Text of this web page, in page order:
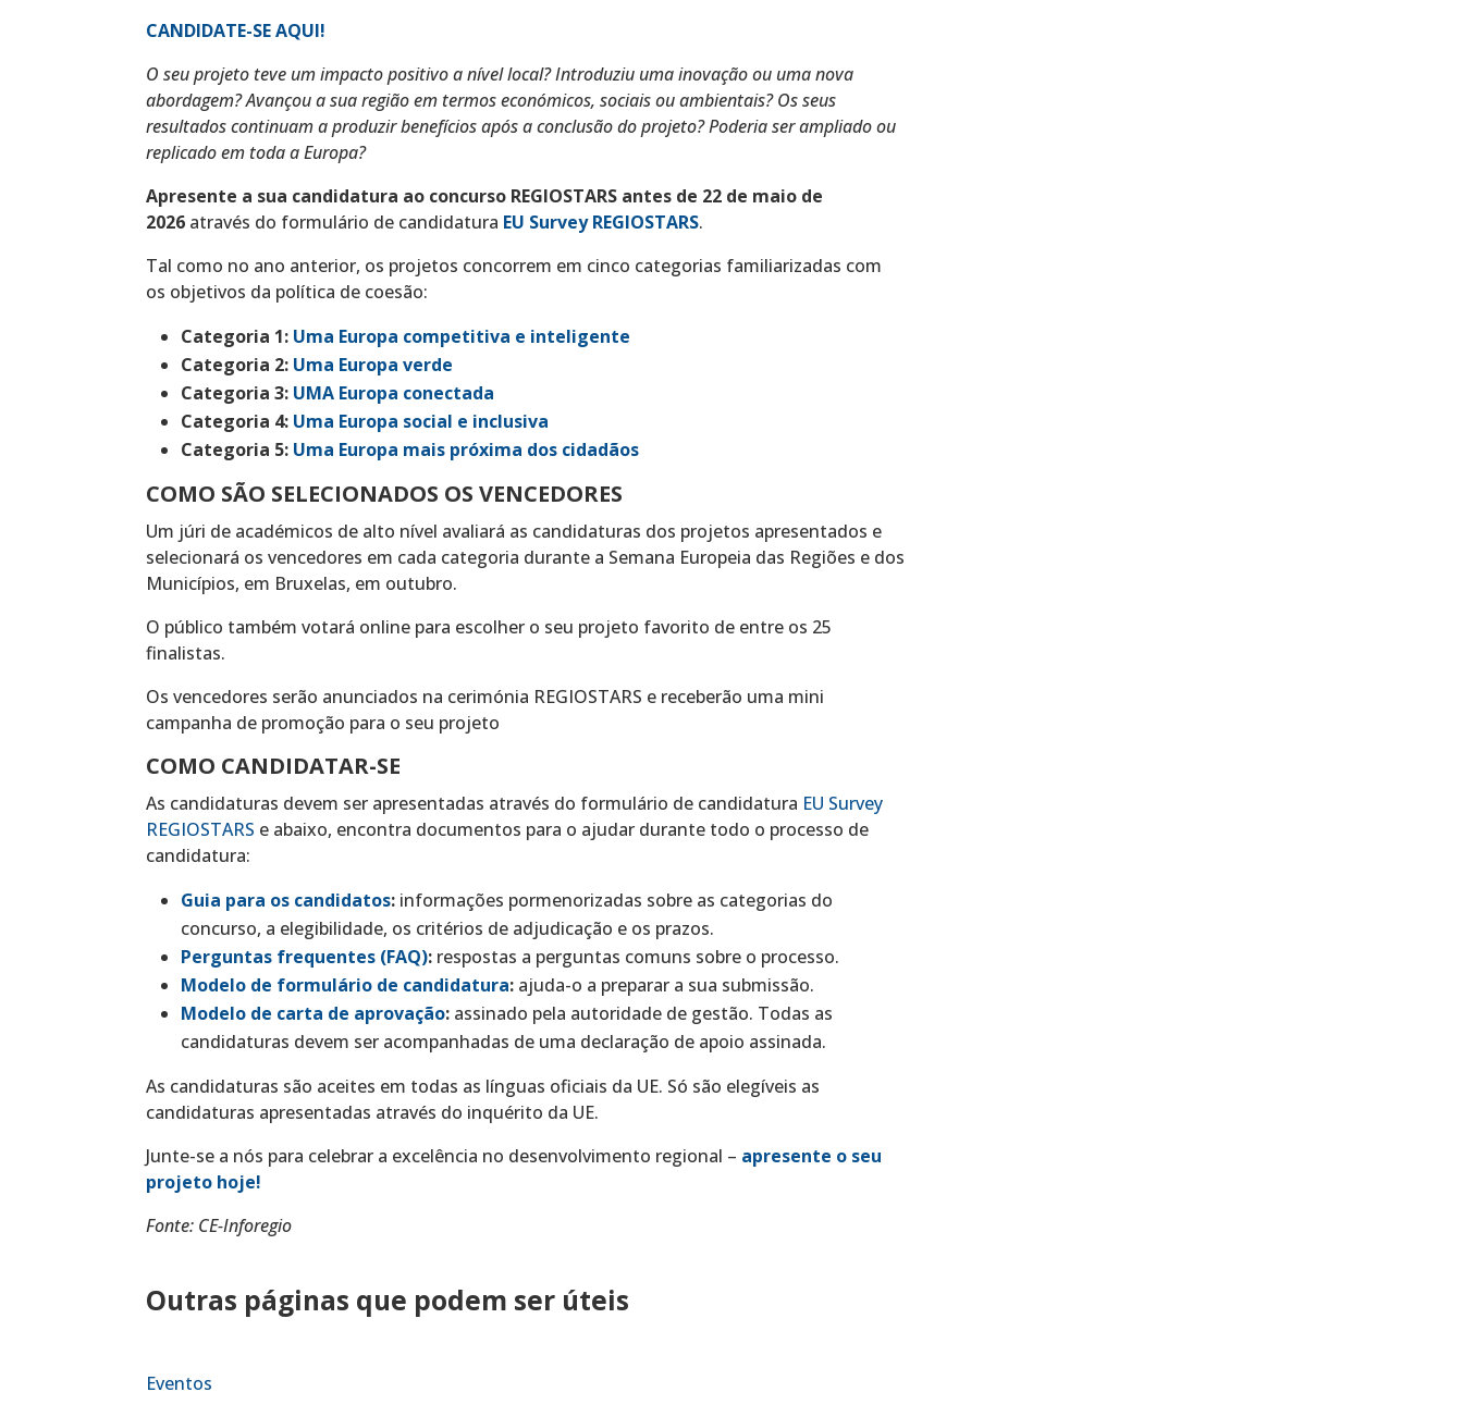
CANDIDATE-SE AQUI!
O seu projeto teve um impacto positivo a nível local? Introduziu uma inovação ou uma nova
abordagem? Avançou a sua região em termos económicos, sociais ou ambientais? Os seus
resultados continuam a produzir benefícios após a conclusão do projeto? Poderia ser ampliado ou
replicado em toda a Europa?
Apresente a sua candidatura ao concurso REGIOSTARS antes de 22 de maio de
2026 através do formulário de candidatura EU Survey REGIOSTARS.
Tal como no ano anterior, os projetos concorrem em cinco categorias familiarizadas com
os objetivos da política de coesão:
Categoria 1: Uma Europa competitiva e inteligente
Categoria 2: Uma Europa verde
Categoria 3: UMA Europa conectada
Categoria 4: Uma Europa social e inclusiva
Categoria 5: Uma Europa mais próxima dos cidadãos
COMO SÃO SELECIONADOS OS VENCEDORES
Um júri de académicos de alto nível avaliará as candidaturas dos projetos apresentados e
selecionará os vencedores em cada categoria durante a Semana Europeia das Regiões e dos
Municípios, em Bruxelas, em outubro.
O público também votará online para escolher o seu projeto favorito de entre os 25
finalistas.
Os vencedores serão anunciados na cerimónia REGIOSTARS e receberão uma mini
campanha de promoção para o seu projeto
COMO CANDIDATAR-SE
As candidaturas devem ser apresentadas através do formulário de candidatura EU Survey
REGIOSTARS e abaixo, encontra documentos para o ajudar durante todo o processo de
candidatura:
Guia para os candidatos: informações pormenorizadas sobre as categorias do
concurso, a elegibilidade, os critérios de adjudicação e os prazos.
Perguntas frequentes (FAQ): respostas a perguntas comuns sobre o processo.
Modelo de formulário de candidatura: ajuda-o a preparar a sua submissão.
Modelo de carta de aprovação: assinado pela autoridade de gestão. Todas as
candidaturas devem ser acompanhadas de uma declaração de apoio assinada.
As candidaturas são aceites em todas as línguas oficiais da UE. Só são elegíveis as
candidaturas apresentadas através do inquérito da UE.
Junte-se a nós para celebrar a excelência no desenvolvimento regional – apresente o seu
projeto hoje!
Fonte: CE-Inforegio
Outras páginas que podem ser úteis
Eventos